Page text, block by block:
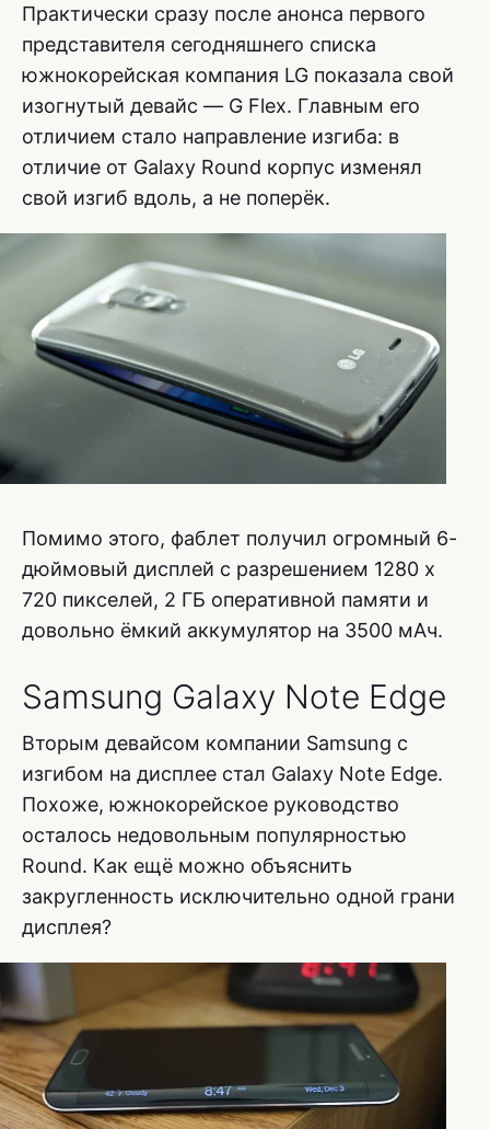
Практически сразу после анонса первого
представителя сегодняшнего списка
южнокорейская компания LG показала свой
изогнутый девайс — G Flex. Главным его
отличием стало направление изгиба: в
отличие от Galaxy Round корпус изменял
свой изгиб вдоль, а не поперёк.
Помимо этого, фаблет получил огромный 6-
дюймовый дисплей с разрешением 1280 х
720 пикселей, 2 ГБ оперативной памяти и
довольно ёмкий аккумулятор на 3500 мАч.
Samsung Galaxy Note Edge
Вторым девайсом компании Samsung с
изгибом на дисплее стал Galaxy Note Edge.
Похоже, южнокорейское руководство
осталось недовольным популярностью
Round. Как ещё можно объяснить
закругленность исключительно одной грани
дисплея?